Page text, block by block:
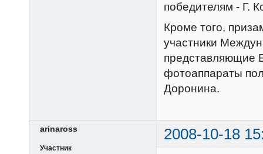
победителям - Г.
Кроме того,
участники
представляющие
фотоаппараты
Доронина.
arinaross 2008-10-18
Участник